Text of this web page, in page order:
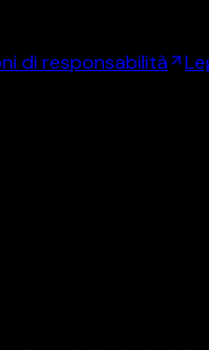
di responsabilità